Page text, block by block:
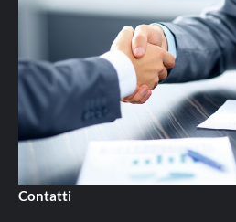
Contatti